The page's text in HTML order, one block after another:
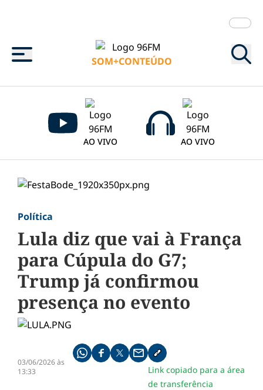
Menu
SOM+CONTEÚDO
AO VIVO AO VIVO
Política
Lula diz que vai à França
para Cúpula do G7;
Trump já confirmou
presença no evento
03/06/2026 às
13:33
Compartilhe pelo whatsapp
Compartilhar no facebook
Compartilhar no twitter
Compartilhe pelo email
Copiar link da notícia
Link copiado para a área
de transferência